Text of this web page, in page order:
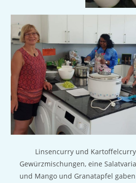
Linsencurry und
Gewürzmischungen, eine
und Mango und Granatapfel